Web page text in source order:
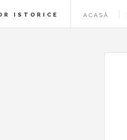
ISTORICE ACASĂ